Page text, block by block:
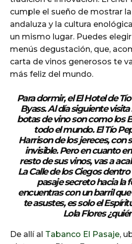
cumple el sueño de mostrar
andaluza y la cultura
un mismo lugar. Puedes
menús degustación, que,
carta de vinos generosos te
más feliz del mundo.
Para dormir, elEl Hotel de
Byass. Al día siguiente visita
botas de vino son como los
todo el mundo. El Tío
Harrison de los jereces, con
invisible. Pero en cuanto
resto de sus vinos, vas a
La Calle de los Ciegos
pasaje secreto hacia la
encuentras con un barril
te asustes, es solo el
Lola Flores
De allí al Tabanco El Pasaje,